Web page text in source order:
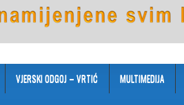
VJERSKI ODGOJ – VRTIĆ MULTIMEDIJA